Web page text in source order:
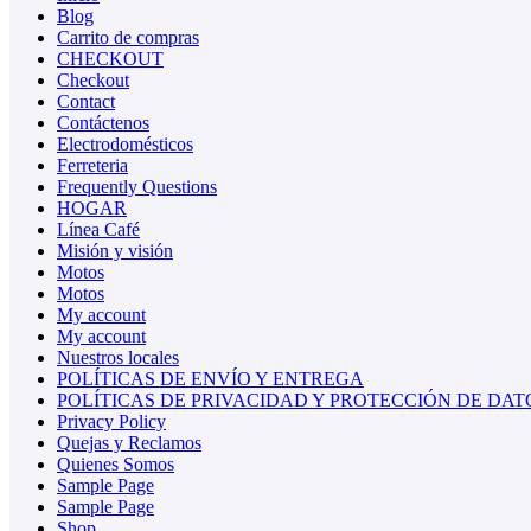
Blog
Carrito de compras
CHECKOUT
Checkout
Contact
Contáctenos
Electrodomésticos
Ferreteria
Frequently Questions
HOGAR
Línea Café
Misión y visión
Motos
Motos
My account
My account
Nuestros locales
POLÍTICAS DE ENVÍO Y ENTREGA
POLÍTICAS DE PRIVACIDAD Y PROTECCIÓN DE
Privacy Policy
Quejas y Reclamos
Quienes Somos
Sample Page
Sample Page